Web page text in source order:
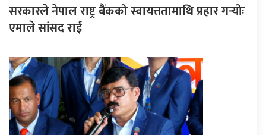
सरकारले नेपाल राष्ट्र बैंकको स्वायत्ततामाथि प्रहार गर्‍योः
एमाले सांसद राई